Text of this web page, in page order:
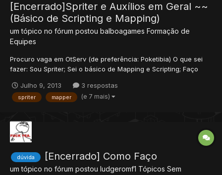
[Encerrado]Spriter e Auxílios em Geral ~~
(Básico de Scripting e Mapping)
um tópico no fórum postou balboagames Formação de
Equipes
Procuro vaga em OtServ (de preferência: Poketibia) O que sei
fazer: Sou Spriter; Sei o básico de Mapping e Scripting; Faço
Desenvolvo e administro SITES de OtServ (de preferencia sem
criador de acc - acho melhor sem....
Julho 9, 2013 3 respostas
spriter mapper (e 7 mais)
dúvida [Encerrado] Como Faço
um tópico no fórum postou ludgeromf1 Tópicos Sem